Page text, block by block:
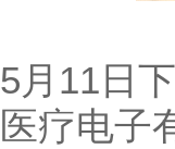
5月11日
医疗电子